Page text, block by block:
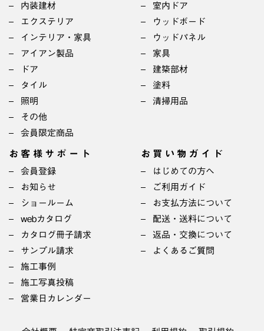
内装建材
エクステリア
インテリア・家具
アイアン製品
ドア
タイル
照明
その他
会員限定商品
室内ドア
ウッドボード
ウッドパネル
家具
建築部材
塗料
清掃用品
お客様サポート
会員登録
お知らせ
ショールーム
webカタログ
カタログ冊子請求
サンプル請求
施工事例
施工写真投稿
営業日カレンダー
お買い物ガイド
はじめての方へ
ご利用ガイド
お支払方法について
配送・送料について
返品・交換について
よくあるご質問